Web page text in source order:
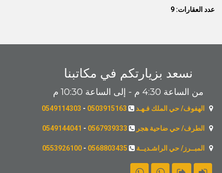
عدد العقارات: 9
نسعد بزيارتكم في مكاتبنا
من الساعة 4:30 م - إلى الساعة 10:30 م
الهفوف/ حي الملك فـهـد 0503915163
-
0549114303
الطرف/ حي ضاحية هجر 0567939333
-
0549144041
المبــرز/ حي الراشـديــة 0568803435
-
0553926100